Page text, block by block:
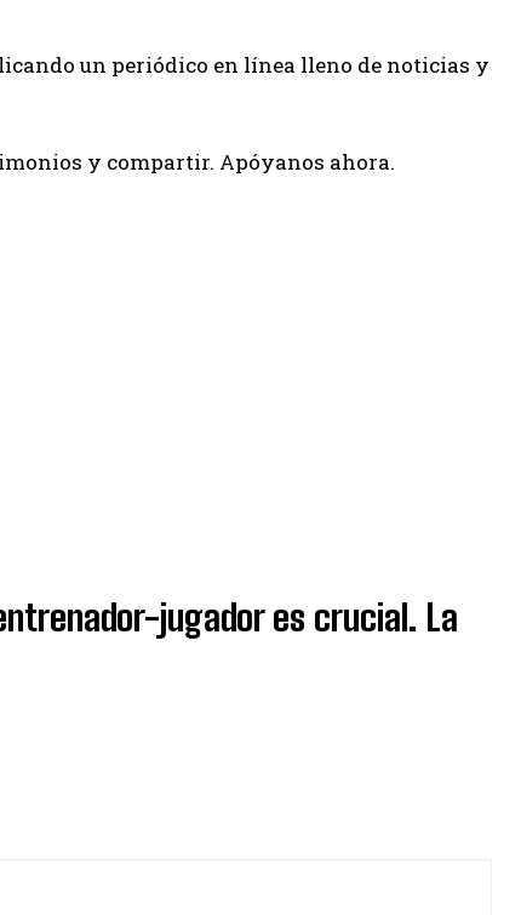
un periódico en línea lleno de noticias y
y compartir. Apóyanos ahora.
jugador es crucial. La